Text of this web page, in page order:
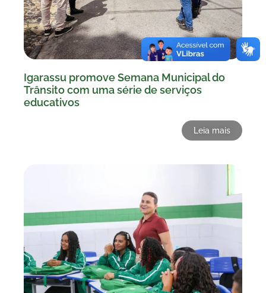
Igarassu promove Semana Municipal do
Trânsito com uma série de serviços
educativos
Leia mais